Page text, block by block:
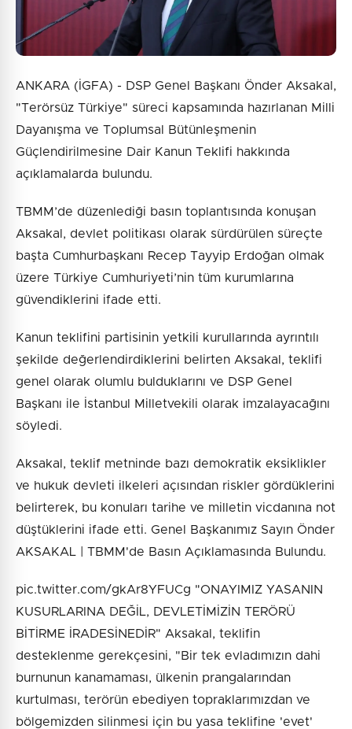
ANKARA (İGFA) - DSP Genel Başkanı Önder Aksakal,
"Terörsüz Türkiye" süreci kapsamında hazırlanan Milli
Dayanışma ve Toplumsal Bütünleşmenin
Güçlendirilmesine Dair Kanun Teklifi hakkında
açıklamalarda bulundu.
TBMM’de düzenlediği basın toplantısında konuşan
Aksakal, devlet politikası olarak sürdürülen süreçte
başta Cumhurbaşkanı Recep Tayyip Erdoğan olmak
üzere Türkiye Cumhuriyeti’nin tüm kurumlarına
güvendiklerini ifade etti.
Kanun teklifini partisinin yetkili kurullarında ayrıntılı
şekilde değerlendirdiklerini belirten Aksakal, teklifi
genel olarak olumlu bulduklarını ve DSP Genel
Başkanı ile İstanbul Milletvekili olarak imzalayacağını
söyledi.
Aksakal, teklif metninde bazı demokratik eksiklikler
ve hukuk devleti ilkeleri açısından riskler gördüklerini
belirterek, bu konuları tarihe ve milletin vicdanına not
düştüklerini ifade etti. Genel Başkanımız Sayın Önder
AKSAKAL | TBMM'de Basın Açıklamasında Bulundu.
pic.twitter.com/gkAr8YFUCg "ONAYIMIZ YASANIN
KUSURLARINA DEĞİL, DEVLETİMİZİN TERÖRÜ
BİTİRME İRADESİNEDİR" Aksakal, teklifin
desteklenme gerekçesini, "Bir tek evladımızın dahi
burnunun kanamaması, ülkenin prangalarından
kurtulması, terörün ebediyen topraklarımızdan ve
bölgemizden silinmesi için bu yasa teklifine 'evet'